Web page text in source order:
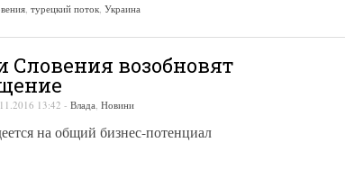
, турецкий поток, Украина
Словения возобновят
13:42 - Влада, Новини
на общий бизнес-потенциал